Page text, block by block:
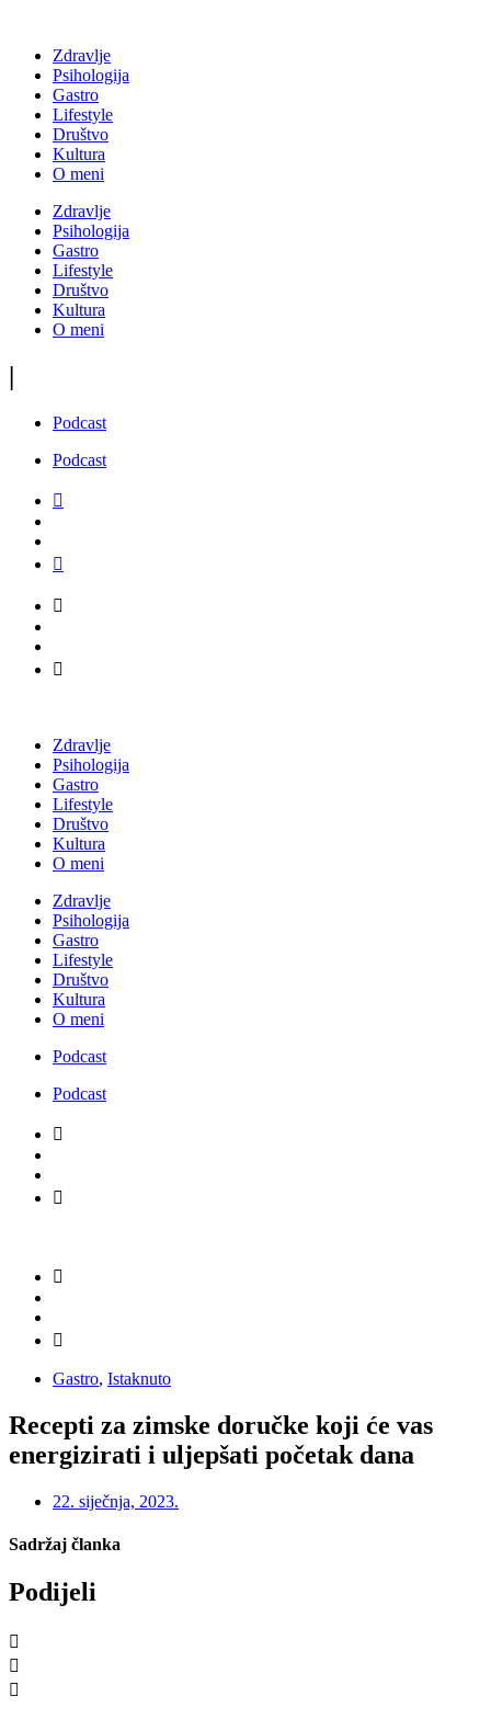
Zdravlje
Psihologija
Gastro
Lifestyle
Društvo
Kultura
O meni
Zdravlje
Psihologija
Gastro
Lifestyle
Društvo
Kultura
O meni
|
Podcast
Podcast
Zdravlje
Psihologija
Gastro
Lifestyle
Društvo
Kultura
O meni
Zdravlje
Psihologija
Gastro
Lifestyle
Društvo
Kultura
O meni
Podcast
Podcast
Gastro, Istaknuto
Recepti za zimske doručke koji će vas
energizirati i uljepšati početak dana
22. siječnja, 2023.
Sadržaj članka
Podijeli